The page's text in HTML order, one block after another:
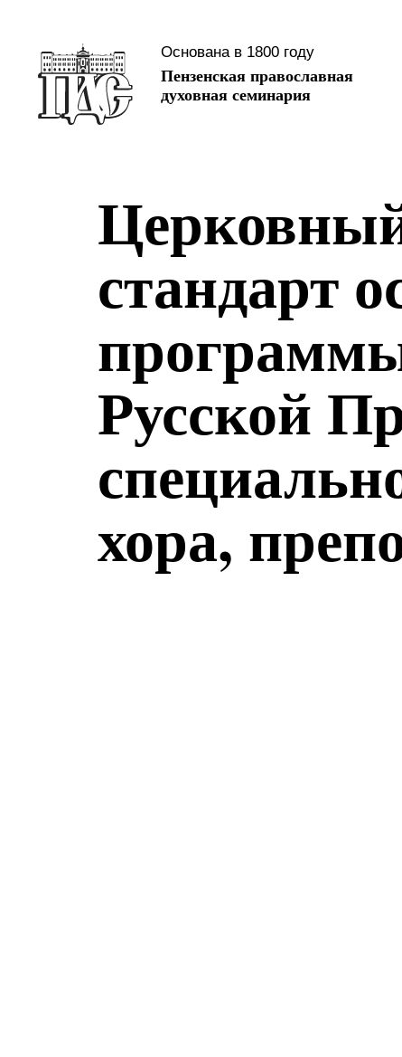
Основана в 1800 году
Пензенская православная
духовная семинария
стандарт
Русской
хора,